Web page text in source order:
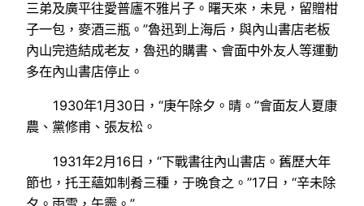
三弟及廣平往愛普廬不雅片子。曙天來，未見，留贈柑
子一包，麥酒三瓶。”魯迅到上海后，與內山書店老板
內山完造結成老友，魯迅的購書、會面中外友人等運動
多在內山書店停止。
1930年1月30日，“庚午除夕。晴。”會面友人夏康
農、黨修甫、張友松。
1931年2月16日，“下戰書往內山書店。舊歷大年
節也，托王蘊如制肴三種，于晚食之。”17日，“辛未除